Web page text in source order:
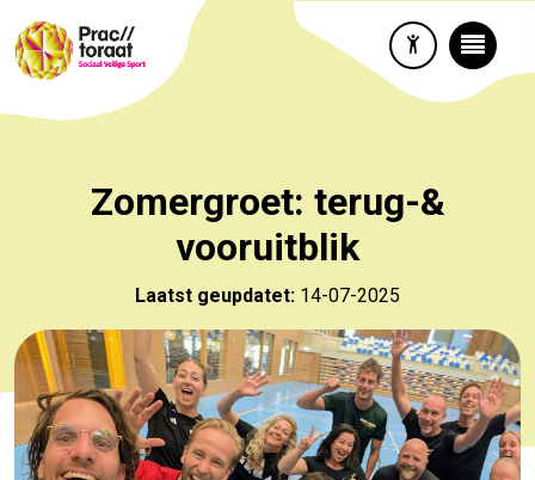
Zomergroet: terug-&
vooruitblik
Laatst geupdatet: 14-07-2025